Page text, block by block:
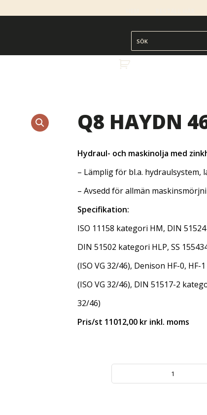
Q8 HAYDN
Hydraul- och maskinolja med
– Lämplig för bl.a.
– Avsedd för allmän
Specifikation:
ISO 11158 kategori HM, DIN
DIN 51502 kategori HLP, SS
(ISO VG 32/46), Denison HF-0, HF-
(ISO VG 32/46), DIN 51517-2
32/46)
Pris/st 11012,00 kr inkl. moms